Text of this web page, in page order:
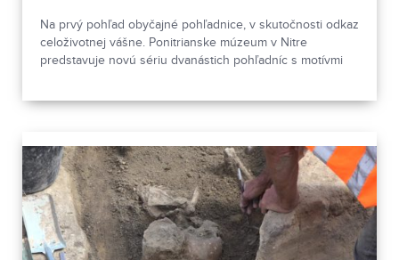
Na prvý pohľad obyčajné pohľadnice, v skutočnosti odkaz
celoživotnej vášne. Ponitrianske múzeum v Nitre
predstavuje novú sériu dvanástich pohľadníc s motívmi
odchode.